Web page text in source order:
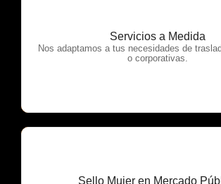
Servicios a Medida
Nos adaptamos a tus necesidades de
o corporativas.
OTP Servicios
Sello Mujer en Mercado